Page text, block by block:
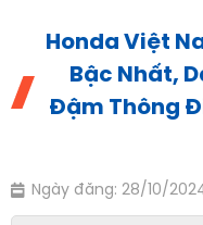
Honda Việt
Bậc Nhất,
Đậm Thông
Ngày đăng: 28/10/